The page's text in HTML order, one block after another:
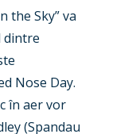
the Sky” va
dintre
Nose Day.
în aer vor
(Spandau